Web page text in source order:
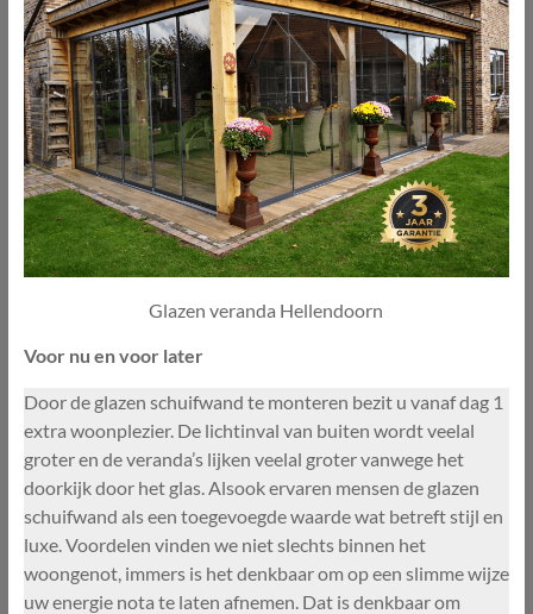
Glazen veranda Hellendoorn
Voor nu en voor later
Door de glazen schuifwand te monteren bezit u vanaf dag 1
extra woonplezier. De lichtinval van buiten wordt veelal
groter en de veranda’s lijken veelal groter vanwege het
doorkijk door het glas. Alsook ervaren mensen de glazen
schuifwand als een toegevoegde waarde wat betreft stijl en
luxe. Voordelen vinden we niet slechts binnen het
woongenot, immers is het denkbaar om op een slimme wijze
uw energie nota te laten afnemen. Dat is denkbaar om